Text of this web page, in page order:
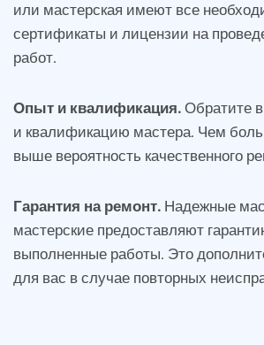
или мастерская имеют все
сертификаты и лицензии на
работ.
Опыт и квалификация. Обратите
и квалификацию мастера. Чем
выше вероятность качественного
Гарантия на ремонт. Надежные
мастерские предоставляют
выполненные работы. Это
для вас в случае повторных